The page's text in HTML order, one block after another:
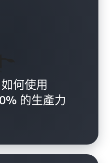
何使用
的生產力